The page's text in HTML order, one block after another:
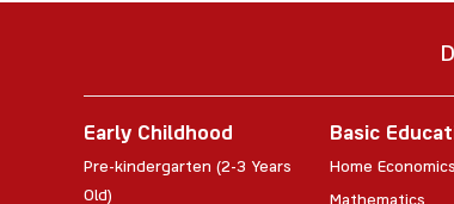
Early Childhood
Pre-kindergarten (2-3 Years
Old)
Basic
Home Economics